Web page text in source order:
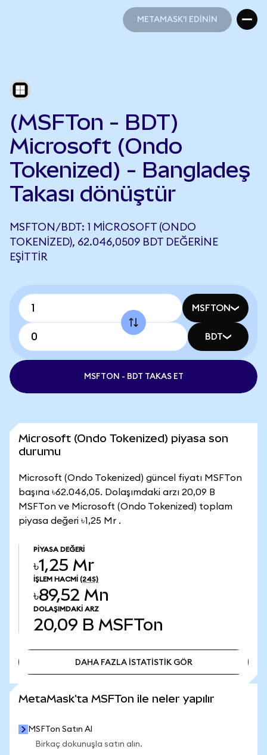
METAMASK'I EDİNİN
(MSFTon - BDT)
Microsoft (Ondo
Tokenized) - Bangladeş
Takası dönüştür
MSFTON/BDT: 1 MICROSOFT (ONDO
TOKENIZED), 62.046,0509 BDT DEĞERINE
EŞITTIR
MSFTON
BDT
MSFTON - BDT TAKAS ET
Microsoft (Ondo Tokenized) piyasa son
durumu
Microsoft (Ondo Tokenized) güncel fiyatı MSFTon
başına ৳62.046,05. Dolaşımdaki arzı 20,09 B
MSFTon ve Microsoft (Ondo Tokenized) toplam
piyasa değeri ৳1,25 Mr .
PIYASA DEĞERI
৳1,25 Mr
İŞLEM HACMI (24S)
৳89,52 Mn
DOLAŞIMDAKI ARZ
20,09 B MSFTon
DAHA FAZLA İSTATİSTİK GÖR
MetaMask'ta MSFTon ile neler yapılır
MSFTon Satın Al
Birkaç dokunuşla satın alın.